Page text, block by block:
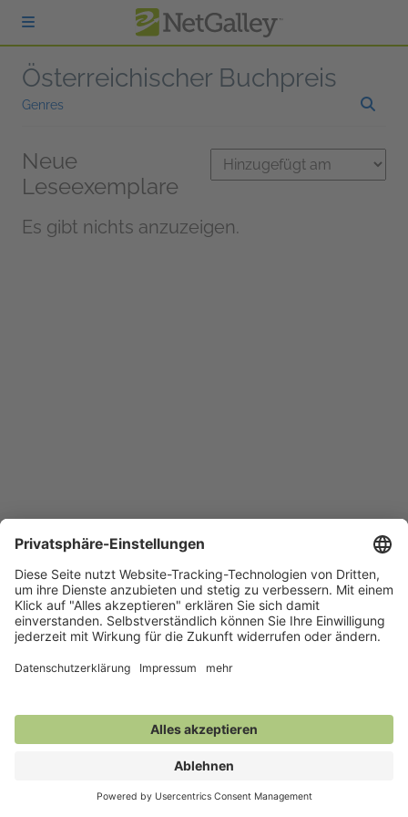
zum Hauptinhalt springen
Österreichischer Buchpreis
Genres
Neue
Leseexemplare
Es gibt nichts anzuzeigen.